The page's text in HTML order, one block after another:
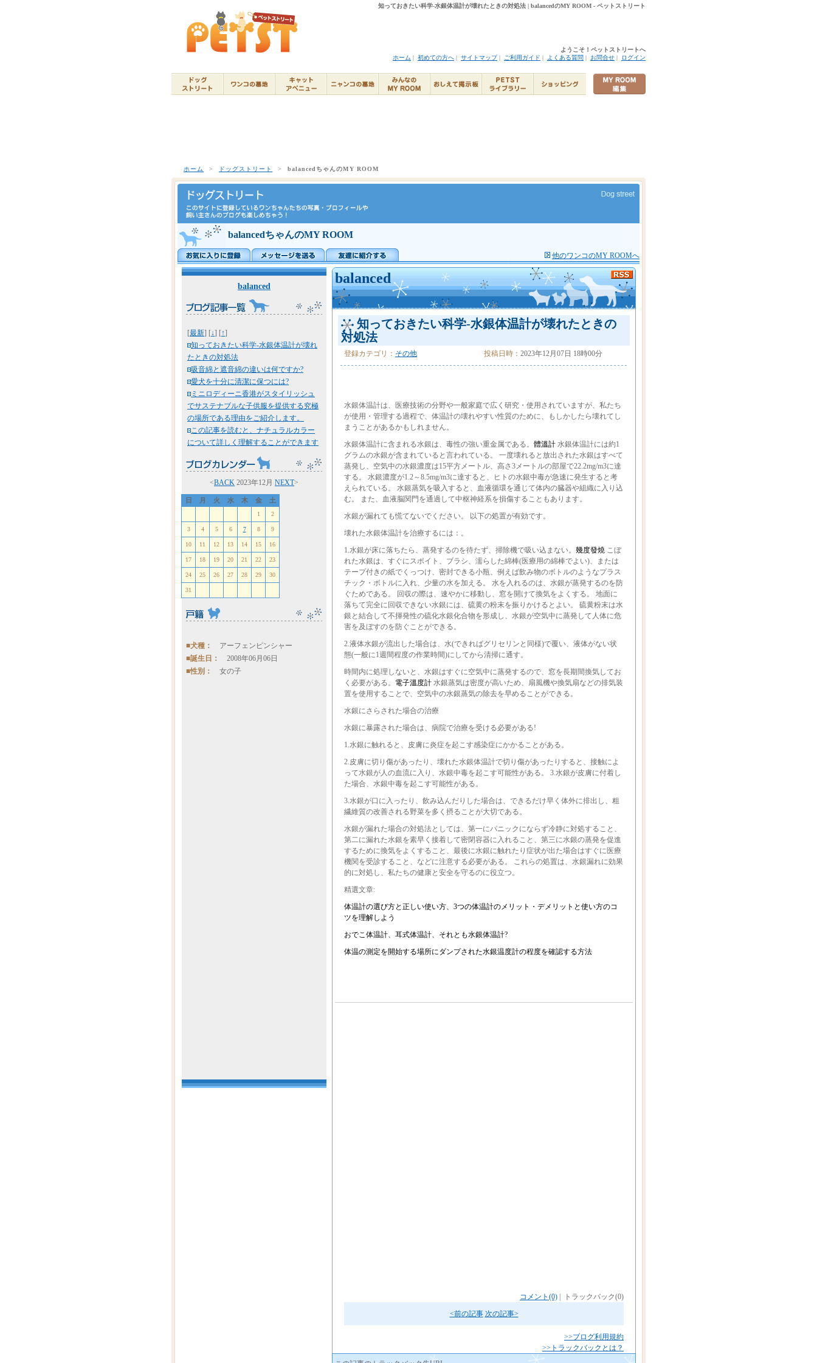
知っておきたい科学-水銀体温計が壊れたときの対処法 | balancedのMY ROOM - ペットストリート
ようこそ！ペットストリートへ
ホーム | 初めての方へ | サイトマップ| ご利用ガイド | よくある質問 | お問合せ | ログイン
ホーム > ドッグストリート > balancedちゃんのMY ROOM
balancedちゃんのMY ROOM
他のワンコのMY ROOMへ
balanced
[最新] [↓] [↑]
知っておきたい科学-水銀体温計が壊れ
たときの対処法
吸音綿と遮音綿の違いは何ですか?
愛犬を十分に清潔に保つには?
ミニロディーニ香港がスタイリッシュ
でサステナブルな子供服を提供する究極
の場所である理由をご紹介します。
この記事を読むと、ナチュラルカラー
について詳しく理解することができます
<BACK 2023年12月 NEXT>
日 月 火 水 木 金 土
1 2
3 4 5 6 7 8 9
10 11 12 13 14 15 16
17 18 19 20 21 22 23
24 25 26 27 28 29 30
31
■犬種： アーフェンピンシャー
■誕生日： 2008年06月06日
■性別： 女の子
balanced
知っておきたい科学-水銀体温計が壊れたときの
対処法
登録カテゴリ： その他 投稿日時： 2023年12月07日 18時00分
水銀体温計は、医療技術の分野や一般家庭で広く研究・使用されていますが、私たち
が使用・管理する過程で、体温計の壊れやすい性質のために、もしかしたら壊れてし
まうことがあるかもしれません。
水銀体温計に含まれる水銀は、毒性の強い重金属である。 體溫計 水銀体温計には約1
グラムの水銀が含まれていると言われている。 一度壊れると放出された水銀はすべて
蒸発し、空気中の水銀濃度は15平方メートル、高さ3メートルの部屋で22.2mg/m3に達
する。 水銀濃度が1.2～8.5mg/m3に達すると、ヒトの水銀中毒が急速に発生すると考
えられている。 水銀蒸気を吸入すると、血液循環を通じて体内の臓器や組織に入り込
む。 また、血液脳関門を通過して中枢神経系を損傷することもあります。
水銀が漏れても慌てないでください。 以下の処置が有効です。
壊れた水銀体温計を治療するには：。
1.水銀が床に落ちたら、蒸発するのを待たず、掃除機で吸い込まない。 幾度發燒 こぼ
れた水銀は、すぐにスポイト、ブラシ、濡らした綿棒(医療用の綿棒でよい)、または
テープ付きの紙でくっつけ、密封できる小瓶、例えば飲み物のボトルのようなプラス
チック・ボトルに入れ、少量の水を加える。 水を入れるのは、水銀が蒸発するのを防
ぐためである。 回収の際は、速やかに移動し、窓を開けて換気をよくする。 地面に
落ちて完全に回収できない水銀には、硫黄の粉末を振りかけるとよい。 硫黄粉末は水
銀と結合して不揮発性の硫化水銀化合物を形成し、水銀が空気中に蒸発して人体に危
害を及ぼすのを防ぐことができる。
2.液体水銀が流出した場合は、水(できればグリセリンと同様)で覆い、液体がない状
態(一般に1週間程度の作業時間)にしてから清掃に通す。
時間内に処理しないと、水銀はすぐに空気中に蒸発するので、窓を長期間換気してお
く必要がある。 電子溫度計 水銀蒸気は密度が高いため、扇風機や換気扇などの排気装
置を使用することで、空気中の水銀蒸気の除去を早めることができる。
水銀にさらされた場合の治療
水銀に暴露された場合は、病院で治療を受ける必要がある!
1.水銀に触れると、皮膚に炎症を起こす感染症にかかることがある。
2.皮膚に切り傷があったり、壊れた水銀体温計で切り傷があったりすると、接触によ
って水銀が人の血流に入り、水銀中毒を起こす可能性がある。 3.水銀が皮膚に付着し
た場合、水銀中毒を起こす可能性がある。
3.水銀が口に入ったり、飲み込んだりした場合は、できるだけ早く体外に排出し、粗
繊維質の改善される野菜を多く摂ることが大切である。
水銀が漏れた場合の対処法としては、第一にパニックにならず冷静に対処すること、
第二に漏れた水銀を素早く接着して密閉容器に入れること、第三に水銀の蒸発を促進
するために換気をよくすること、最後に水銀に触れたり症状が出た場合はすぐに医療
機関を受診すること、などに注意する必要がある。 これらの処置は、水銀漏れに効果
的に対処し、私たちの健康と安全を守るのに役立つ。
精選文章:
体温計の選び方と正しい使い方、3つの体温計のメリット・デメリットと使い方のコ
ツを理解しよう
おでこ体温計、耳式体温計、それとも水銀体温計?
体温の測定を開始する場所にダンプされた水銀温度計の程度を確認する方法
コメント(0) | トラックバック(0)
<前の記事 次の記事>
>>ブログ利用規約
>>トラックバックとは？